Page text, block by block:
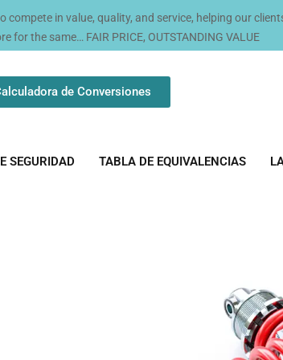
in value, quality, and service, helping our
for the same… FAIR PRICE, OUTSTANDING VALUE
de Conversiones
SEGURIDAD TABLA DE EQUIVALENCIAS